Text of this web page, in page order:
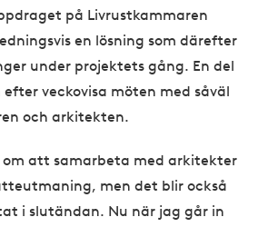
på Livrustkammaren
en lösning som därefter
under projektets gång. En del
veckovisa möten med såväl
och arkitekten.
om att samarbeta med arkitekter
men det blir också
i slutändan. Nu när jag går in